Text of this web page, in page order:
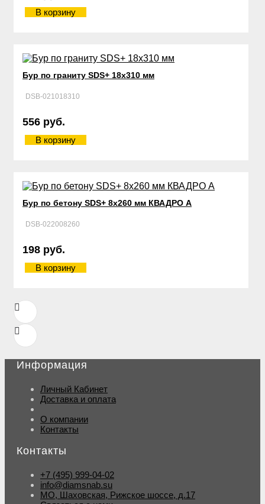
В корзину
Бур по граниту SDS+ 18х310 мм
DSB-021018310
556 руб.
В корзину
Бур по бетону SDS+ 8х260 мм КВАДРО А
DSB-022008260
198 руб.
В корзину
Информация
Личный Кабинет
Доставка и оплата
О компании
Контакты
Контакты
+7 (495) 999-04-02
info@diamsnab.su
МО, Шаховская, Рижское шоссе, д.17